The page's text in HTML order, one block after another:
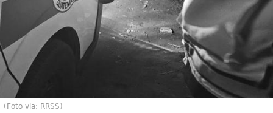
(Foto vía: RRSS)